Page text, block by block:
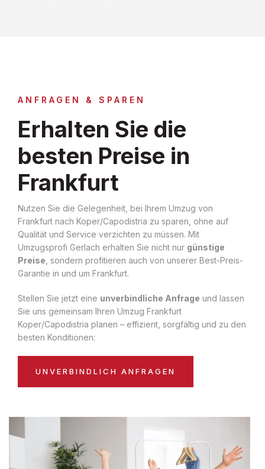
ANFRAGEN & SPAREN
Erhalten Sie die
besten Preise in
Frankfurt
Nutzen Sie die Gelegenheit, bei Ihrem Umzug von
Frankfurt nach Koper/Capodistria zu sparen, ohne auf
Qualität und Service verzichten zu müssen. Mit
Umzugsprofi Gerlach erhalten Sie nicht nur günstige
Preise , sondern profitieren auch von unserer Best-Preis-
Garantie in und um Frankfurt.
Stellen Sie jetzt eine unverbindliche Anfrage und lassen
Sie uns gemeinsam Ihren Umzug Frankfurt
Koper/Capodistria planen – effizient, sorgfältig und zu den
besten Konditionen:
UNVERBINDLICH ANFRAGEN